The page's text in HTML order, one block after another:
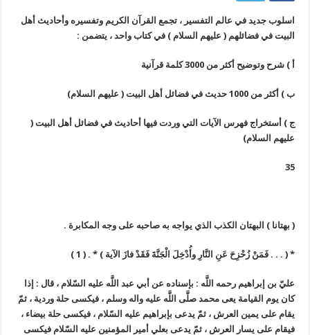
اسلوب جديد في عالم التفسير ، تجمع القرآن الكريم وتفسيره وأحاديث أهل
البيت في فضائلهم ( عليهم السلام ) في كتاب واحد ، يتضمن :
أ ) شرح وتوضيح أكثر من 3000 كلمة قرآنية
ب ) أكثر من 1000 حديث في فضائل أهل البيت ( عليهم السلام)
ج ) أستخراج فهرس الآيات التي وردت فيها أحاديث في فضائل أهل البيت (
عليهم السلام)
35
( بهتانا ) البهتان الكذب الذي يواجه به صاحبه على وجه المكابرة .
* ( . . . فَمَنْ زُحْزِحَ عَنِ النَّارِ وأُدْخِلَ الْجَنَّةَ فَقَدْ فازَ الآية ) * . ( 1 )
عليّ بن إبراهيم رحمه اللَّه : بإسناده عن أبي عبد اللَّه عليه السّلام ، قال : إذا
كان يوم القيامة يعى محمد صلَّى اللَّه عليه واله وسلم ، فيكسى حلة وردية ، ثمّ
يقام على يمين العرش ، ثمّ يدعى بإبراهيم عليه السّلام ، فيكسى حلة بيضاء ،
فيقام على يسار العرش ، ثمّ يدعى بعلي أمير المؤمنين عليه السّلام فيكسى